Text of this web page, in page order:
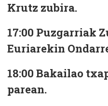
Krutz zubira.
17:00 Puzgarriak
Euriarekin
18:00 Bakailao
parean.